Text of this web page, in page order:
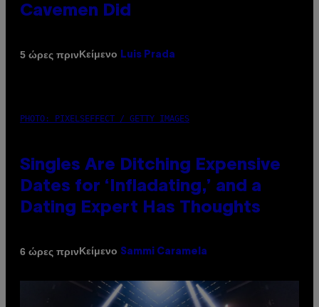
Cavemen Did
5 ώρες πρινΚείμενο Luis Prada
PHOTO: PIXELSEFFECT / GETTY IMAGES
Singles Are Ditching Expensive
Dates for ‘Infladating,’ and a
Dating Expert Has Thoughts
6 ώρες πρινΚείμενο Sammi Caramela